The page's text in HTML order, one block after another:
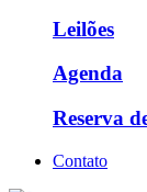
Leilões
Agenda
Reserva
Contato